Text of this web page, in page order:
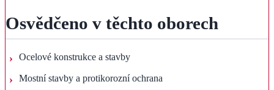
Osvědčeno v těchto oborech
Ocelové konstrukce a stavby
Mostní stavby a protikorozní ochrana